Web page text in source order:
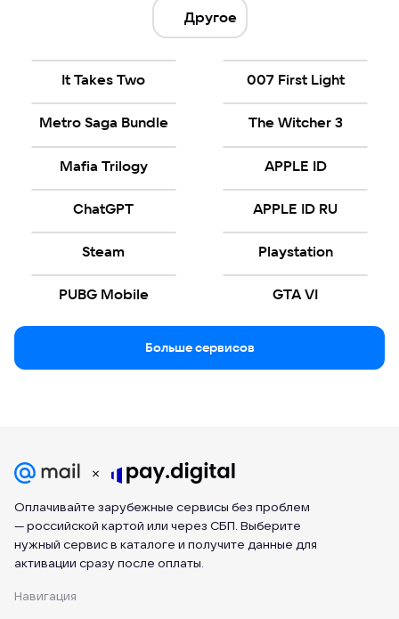
Другое
It Takes Two 007 First Light
Metro Saga Bundle The Witcher 3
Mafia Trilogy APPLE ID
ChatGPT APPLE ID RU
Steam Playstation
PUBG Mobile GTA VI
Больше сервисов
Оплачивайте зарубежные сервисы без проблем
— российской картой или через СБП. Выберите
нужный сервис в каталоге и получите данные для
активации сразу после оплаты.
Навигация